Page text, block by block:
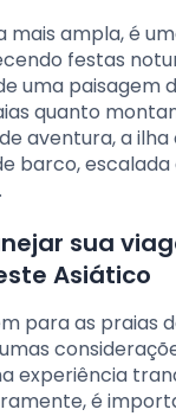
mais ampla, é
festas
uma paisagem
quanto
aventura, a
barco,
sua
Asiático
para as praias
experiência
é